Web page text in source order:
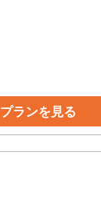
プランを見る